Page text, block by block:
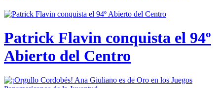
Patrick Flavin conquista el 94º
Abierto del Centro